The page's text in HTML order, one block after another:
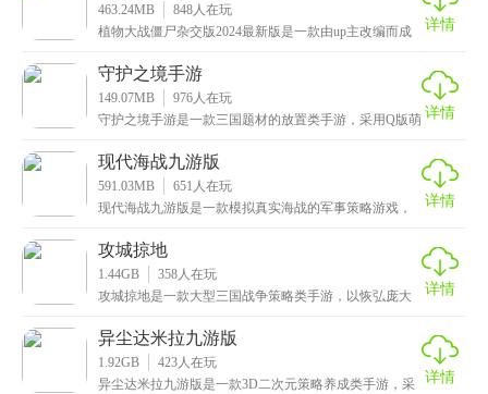
463.24MB 848 人在玩
植物大战僵尸杂交版2024最新版是一款由up主改编而成
详情
守护之境手游
149.07MB 976 人在玩
守护之境手游是一款三国题材的放置类手游，采用Q版萌
布
详情
现代海战九游版
591.03MB 651 人在玩
现代海战九游版是一款模拟真实海战的军事策略游戏，
一系
详情
攻城掠地
1.44GB 358 人在玩
攻城掠地是一款大型三国战争策略类手游，以恢弘庞大
玩家
详情
异尘达米拉九游版
1.92GB 423 人在玩
异尘达米拉九游版是一款3D二次元策略养成类手游，采
详情